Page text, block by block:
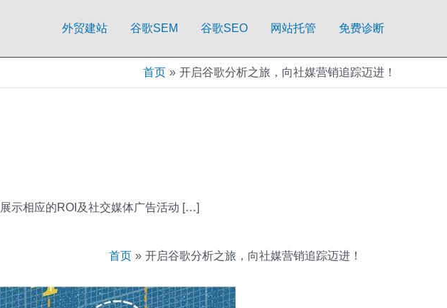
外贸建站 谷歌SEM 谷歌SEO 网站托管 免费诊断
首页 开启谷歌分析之旅，向社媒营销追踪迈进！
示相应的ROI及社交媒体广告活动 […]
首页
开启谷歌分析之旅，向社媒营销追踪迈进！